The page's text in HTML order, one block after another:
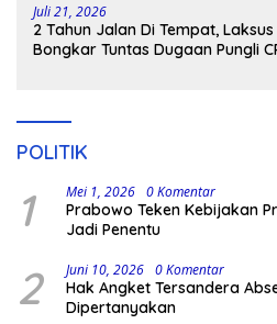
Juli 21, 2026
2 Tahun Jalan Di Tempat,
Bongkar Tuntas Dugaan Pungli
POLITIK
1 Mei 1, 2026 0 Komentar
Prabowo Teken Kebijakan
Jadi Penentu
2 Juni 10, 2026 0 Komentar
Hak Angket Tersandera
Dipertanyakan